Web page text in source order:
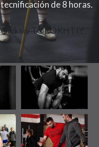
tecnificación de 8 horas.
Oleksiy TOROKHTIY